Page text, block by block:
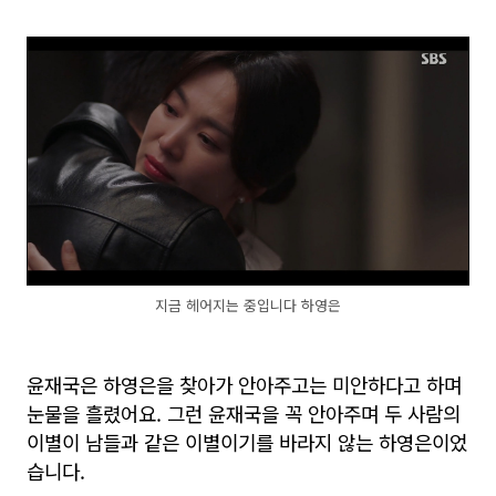
지금 헤어지는 중입니다 하영은
윤재국은 하영은을 찾아가 안아주고는 미안하다고 하며
눈물을 흘렸어요. 그런 윤재국을 꼭 안아주며 두 사람의
이별이 남들과 같은 이별이기를 바라지 않는 하영은이었
습니다.